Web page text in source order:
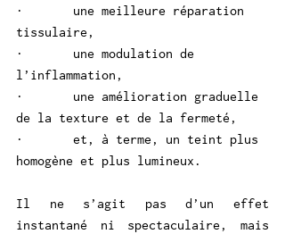
·       une meilleure réparation
tissulaire,
·       une modulation de
l’inflammation,
·       une amélioration graduelle
de la texture et de la fermeté,
·       et, à terme, un teint plus
homogène et plus lumineux.
Il ne s’agit pas d’un effet
instantané ni spectaculaire, mais